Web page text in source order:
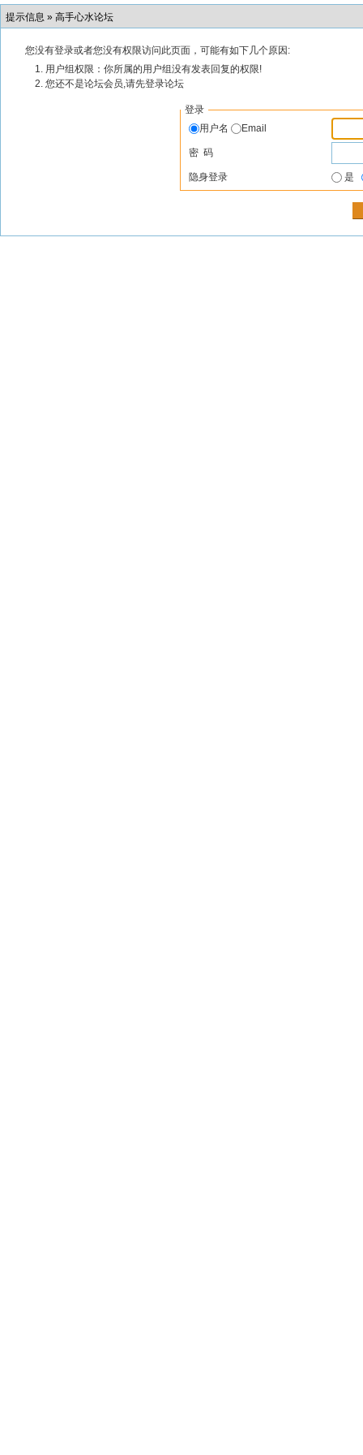
提示信息 » 高手心水论坛
您没有登录或者您没有权限访问此页面，可能有如下几个原因:
用户组权限：你所属的用户组没有发表回复的权限!
您还不是论坛会员,请先登录论坛
登录
用户名
Email
密 码
隐身登录 是